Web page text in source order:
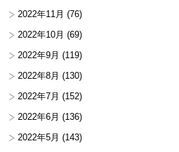
2022年11月 (76)
2022年10月 (69)
2022年9月 (119)
2022年8月 (130)
2022年7月 (152)
2022年6月 (136)
2022年5月 (143)